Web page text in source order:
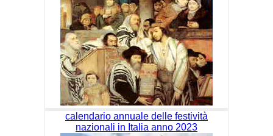
calendario annuale delle festività
nazionali in Italia anno 2023